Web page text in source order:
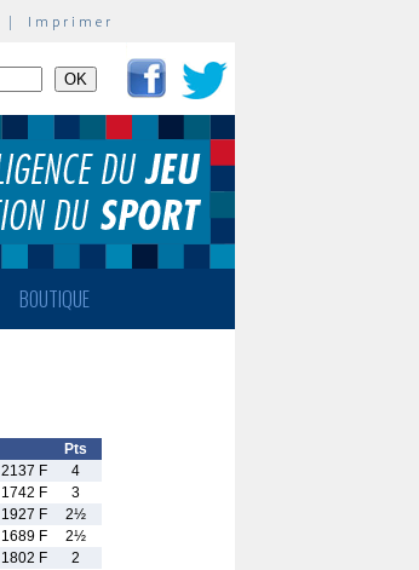
| Imprimer
BOUTIQUE
Pts
2137 F
4
1742 F
3
1927 F
2½
1689 F
2½
1802 F
2